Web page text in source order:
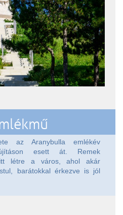
az Aranybulla emlékév
esett át. Remek
itt létre a város, ahol akár
barátokkal érkezve is jól